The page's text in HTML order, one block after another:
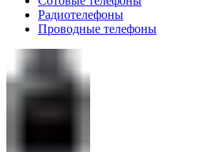
Радиотелефоны
Проводные телефоны